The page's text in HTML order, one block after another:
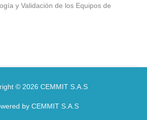
y Validación de los Equipos de
© 2026 CEMMIT S.A.S
by CEMMIT S.A.S